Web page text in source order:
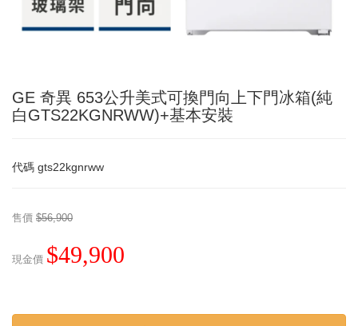
GE 奇異 653公升美式可換門向上下門冰箱(純
白GTS22KGNRWW)+基本安裝
代碼 gts22kgnrww
售價 $56,900
現金價 $49,900